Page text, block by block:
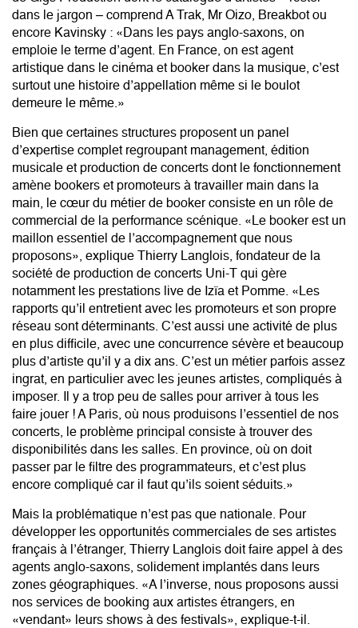
dans le jargon – comprend A Trak, Mr Oizo, Breakbot ou
encore Kavinsky : «Dans les pays anglo-saxons, on
emploie le terme d’agent. En France, on est agent
artistique dans le cinéma et booker dans la musique, c’est
surtout une histoire d’appellation même si le boulot
demeure le même.»
Bien que certaines structures proposent un panel
d’expertise complet regroupant management, édition
musicale et production de concerts dont le fonctionnement
amène bookers et promoteurs à travailler main dans la
main, le cœur du métier de booker consiste en un rôle de
commercial de la performance scénique. «Le booker est un
maillon essentiel de l’accompagnement que nous
proposons», explique Thierry Langlois, fondateur de la
société de production de concerts Uni-T qui gère
notamment les prestations live de Izïa et Pomme. «Les
rapports qu’il entretient avec les promoteurs et son propre
réseau sont déterminants. C’est aussi une activité de plus
en plus difficile, avec une concurrence sévère et beaucoup
plus d’artiste qu’il y a dix ans. C’est un métier parfois assez
ingrat, en particulier avec les jeunes artistes, compliqués à
imposer. Il y a trop peu de salles pour arriver à tous les
faire jouer ! A Paris, où nous produisons l’essentiel de nos
concerts, le problème principal consiste à trouver des
disponibilités dans les salles. En province, où on doit
passer par le filtre des programmateurs, et c’est plus
encore compliqué car il faut qu’ils soient séduits.»
Mais la problématique n’est pas que nationale. Pour
développer les opportunités commerciales de ses artistes
français à l’étranger, Thierry Langlois doit faire appel à des
agents anglo-saxons, solidement implantés dans leurs
zones géographiques. «A l’inverse, nous proposons aussi
nos services de booking aux artistes étrangers, en
«vendant» leurs shows à des festivals», explique-t-il.